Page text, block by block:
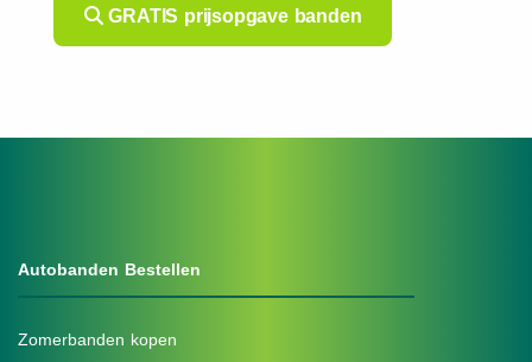
GRATIS prijsopgave banden
Autobanden Bestellen
Zomerbanden kopen